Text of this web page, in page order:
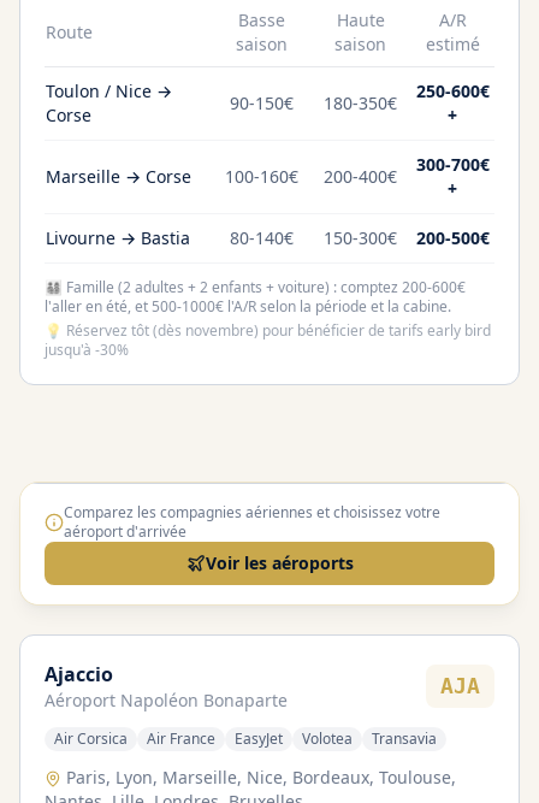
Route
Basse
saison
Haute
saison
A/R
estimé
Toulon / Nice →
Corse
90-150€ 180-350€
250-600€
+
Marseille → Corse 100-160€ 200-400€
300-700€
+
Livourne → Bastia 80-140€ 150-300€ 200-500€
👨‍👩‍👧‍👦 Famille (2 adultes + 2 enfants + voiture) : comptez 200-600€
l'aller en été, et 500-1000€ l'A/R selon la période et la cabine.
💡 Réservez tôt (dès novembre) pour bénéficier de tarifs early bird
jusqu'à -30%
Avion
Comparez les compagnies aériennes et choisissez votre
aéroport d'arrivée
Voir les aéroports
Ajaccio
Aéroport Napoléon Bonaparte
AJA
Air Corsica Air France EasyJet Volotea Transavia
Paris, Lyon, Marseille, Nice, Bordeaux, Toulouse,